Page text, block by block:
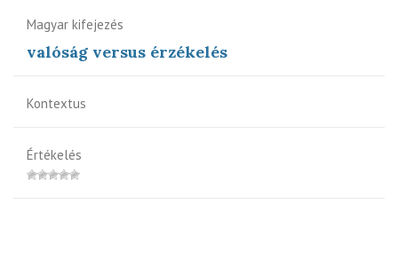
Magyar kifejezés
valóság versus érzékelés
Kontextus
Értékelés